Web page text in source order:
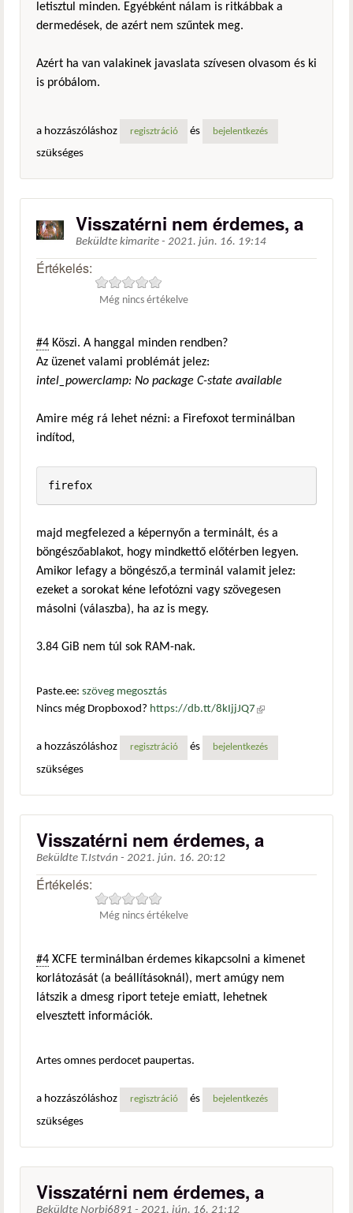
letisztul minden. Egyébként nálam is ritkábbak a
dermedések, de azért nem szűntek meg.
Azért ha van valakinek javaslata szívesen olvasom és ki
is próbálom.
a hozzászóláshoz regisztráció és bejelentkezés
szükséges
Visszatérni nem érdemes, a
Beküldte kimarite - 2021. jún. 16. 19:14
Értékelés:
Még nincs értékelve
#4 Köszi. A hanggal minden rendben?
Az üzenet valami problémát jelez:
intel_powerclamp: No package C-state available
Amire még rá lehet nézni: a Firefoxot terminálban
indítod,
firefox
majd megfelezed a képernyőn a terminált, és a
böngészőablakot, hogy mindkettő előtérben legyen.
Amikor lefagy a böngésző,a terminál valamit jelez:
ezeket a sorokat kéne lefotózni vagy szövegesen
másolni (válaszba), ha az is megy.
3.84 GiB nem túl sok RAM-nak.
Paste.ee: szöveg megosztás
Nincs még Dropboxod? https://db.tt/8kIjjJQ7 (külső
a hozzászóláshoz
regisztráció és bejelentkezés
szükséges
Visszatérni nem érdemes, a
Beküldte T.István - 2021. jún. 16. 20:12
Értékelés:
Még nincs értékelve
#4 XCFE terminálban érdemes kikapcsolni a kimenet
korlátozását (a beállításoknál), mert amúgy nem
látszik a dmesg riport teteje emiatt, lehetnek
elvesztett információk.
Artes omnes perdocet paupertas.
a hozzászóláshoz regisztráció és bejelentkezés
szükséges
Visszatérni nem érdemes, a
Beküldte Norbi6891 - 2021. jún. 16. 21:12